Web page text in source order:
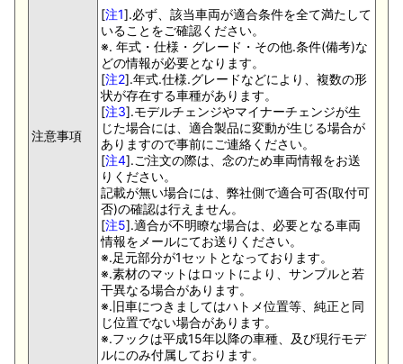
注意事項
[注1].必ず、該当車両が適合条件を全て満たして
いることをご確認ください。
※. 年式・仕様・グレード・その他.条件(備考)な
どの情報が必要となります。
[注2].年式.仕様.グレードなどにより、複数の形
状が存在する車種があります。
[注3].モデルチェンジやマイナーチェンジが生
じた場合には、適合製品に変動が生じる場合が
ありますので事前にご連絡ください。
[注4].ご注文の際は、念のため車両情報をお送
りください。
記載が無い場合には、弊社側で適合可否(取付可
否)の確認は行えません。
[注5].適合が不明瞭な場合は、必要となる車両
情報をメールにてお送りください。
※.足元部分が1セットとなっております。
※.素材のマットはロットにより、サンプルと若
干異なる場合があります。
※.旧車につきましてはハトメ位置等、純正と同
じ位置でない場合があります。
※.フックは平成15年以降の車種、及び現行モデ
ルにのみ付属しております。